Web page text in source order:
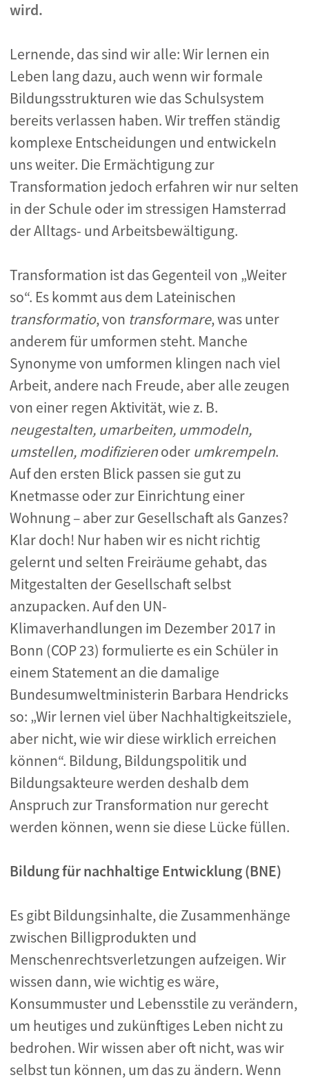
wird.
Lernende, das sind wir alle: Wir lernen ein
Leben lang dazu, auch wenn wir formale
Bildungsstrukturen wie das Schulsystem
bereits verlassen haben. Wir treffen ständig
komplexe Entscheidungen und entwickeln
uns weiter. Die Ermächtigung zur
Transformation jedoch erfahren wir nur selten
in der Schule oder im stressigen Hamsterrad
der Alltags- und Arbeitsbewältigung.
Transformation ist das Gegenteil von „Weiter
so“. Es kommt aus dem Lateinischen
transformatio, von transformare, was unter
anderem für umformen steht. Manche
Synonyme von umformen klingen nach viel
Arbeit, andere nach Freude, aber alle zeugen
von einer regen Aktivität, wie z. B.
neugestalten, umarbeiten, ummodeln,
umstellen, modifizierenoder umkrempeln.
Auf den ersten Blick passen sie gut zu
Knetmasse oder zur Einrichtung einer
Wohnung – aber zur Gesellschaft als Ganzes?
Klar doch! Nur haben wir es nicht richtig
gelernt und selten Freiräume gehabt, das
Mitgestalten der Gesellschaft selbst
anzupacken. Auf den UN-
Klimaverhandlungen im Dezember 2017 in
Bonn (COP 23) formulierte es ein Schüler in
einem Statement an die damalige
Bundesumweltministerin Barbara Hendricks
so: „Wir lernen viel über Nachhaltigkeitsziele,
aber nicht, wie wir diese wirklich erreichen
können“. Bildung, Bildungspolitik und
Bildungsakteure werden deshalb dem
Anspruch zur Transformation nur gerecht
werden können, wenn sie diese Lücke füllen.
Bildung für nachhaltige Entwicklung (BNE)
Es gibt Bildungsinhalte, die Zusammenhänge
zwischen Billigprodukten und
Menschenrechtsverletzungen aufzeigen. Wir
wissen dann, wie wichtig es wäre,
Konsummuster und Lebensstile zu verändern,
um heutiges und zukünftiges Leben nicht zu
bedrohen. Wir wissen aber oft nicht, was wir
selbst tun können, um das zu ändern. Wenn